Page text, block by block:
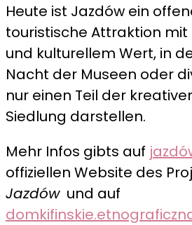
Heute ist Jazdów ein
touristische Attraktion
und kulturellem Wert, in
Nacht der Museen oder
nur einen Teil der
Siedlung darstellen.
Mehr Infos gibts auf
offiziellen Website des
Jazdówund auf